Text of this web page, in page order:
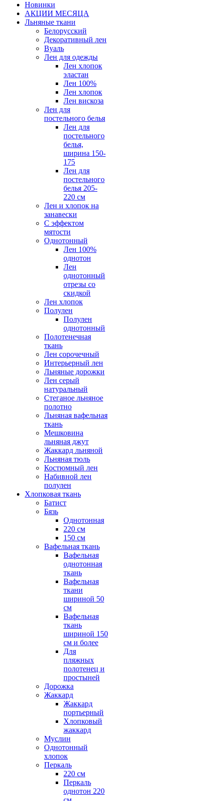
Новинки
АКЦИИ МЕСЯЦА
Льняные ткани
Белорусский
Декоративный лен
Вуаль
Лен для одежды
Лен хлопок
эластан
Лен 100%
Лен хлопок
Лен вискоза
Лен для
постельного белья
Лен для
постельного
белья,
ширина 150-
175
Лен для
постельного
белья 205-
220 см
Лен и хлопок на
занавески
С эффектом
мятости
Однотонный
Лен 100%
однотон
Лен
однотонный
отрезы со
скидкой
Лен хлопок
Полулен
Полулен
однотонный
Полотенечная
ткань
Лен сорочечный
Интерьерный лен
Льняные дорожки
Лен серый
натуральный
Стеганое льняное
полотно
Льняная вафельная
ткань
Мешковина
льняная джут
Жаккард льняной
Льняная тюль
Костюмный лен
Набивной лен
полулен
Хлопковая ткань
Батист
Бязь
Однотонная
220 см
150 см
Вафельная ткань
Вафельная
однотонная
ткань
Вафельная
ткани
шириной 50
см
Вафельная
ткань
шириной 150
см и более
Для
пляжных
полотенец и
простыней
Дорожка
Жаккард
Жаккард
портьерный
Хлопковый
жаккард
Муслин
Однотонный
хлопок
Перкаль
220 см
Перкаль
однотон 220